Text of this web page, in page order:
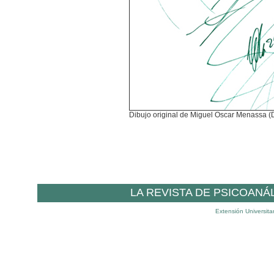
Dibujo original de Miguel Oscar Menassa
LA REVISTA DE
Extensión